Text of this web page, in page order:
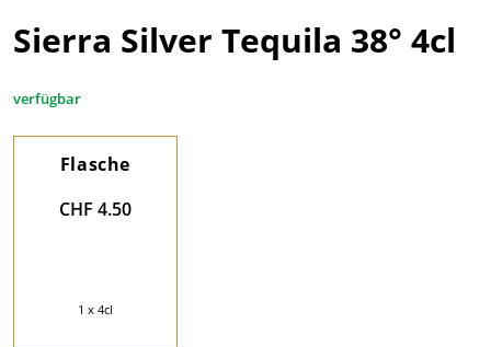
Sierra Silver Tequila 38° 4cl
verfügbar
Flasche
CHF 4.50
1 x 4cl